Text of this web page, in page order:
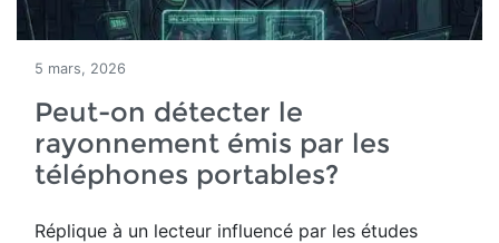
5 mars, 2026
Peut-on détecter le
rayonnement émis par les
téléphones portables?
Réplique à un lecteur influencé par les études